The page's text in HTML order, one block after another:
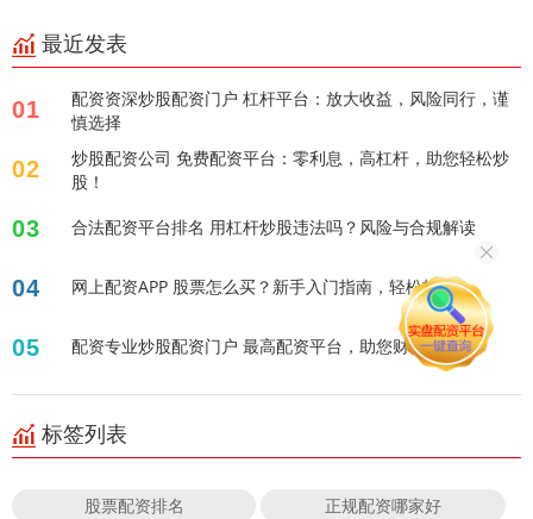
最近发表
01
配资资深炒股配资门户 杠杆平台：放大收益，风险同行，谨
慎选择
02
炒股配资公司 免费配资平台：零利息，高杠杆，助您轻松炒
股！
03 合法配资平台排名 用杠杆炒股违法吗？风险与合规解读
04 网上配资APP 股票怎么买？新手入门指南，轻松投资！
05 配资专业炒股配资门户 最高配资平台，助您财富升级！
标签列表
股票配资排名 正规配资哪家好